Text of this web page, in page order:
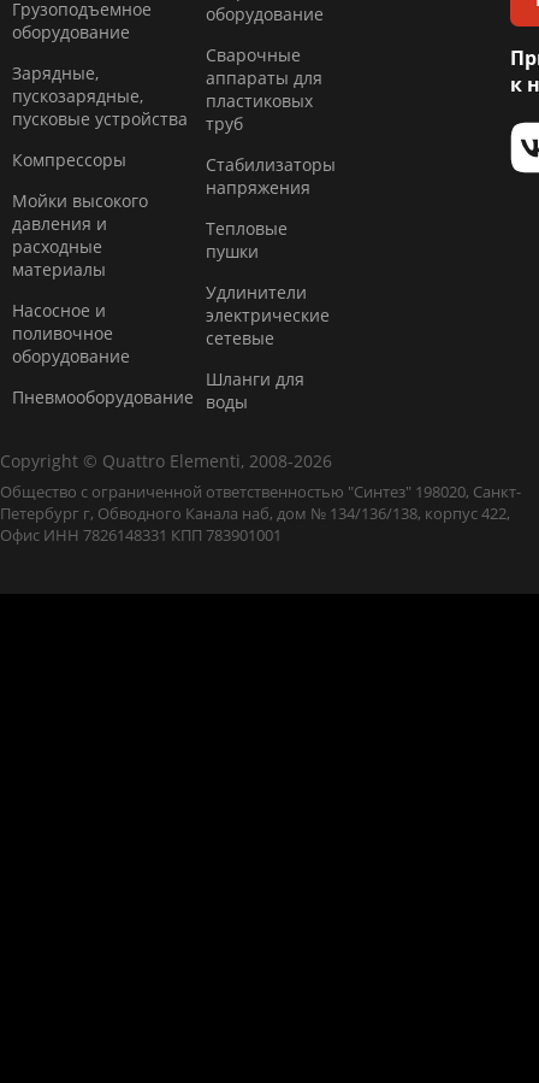
Грузоподъемное
оборудование
Зарядные,
пускозарядные,
пусковые устройства
Компресcоры
Мойки высокого
давления и
расходные
материалы
Насосное и
поливочное
оборудование
Пневмооборудование
оборудование
Сварочные
аппараты для
пластиковых
труб
Стабилизаторы
напряжения
Тепловые
пушки
Удлинители
электрические
сетевые
Шланги для
воды
к
Copyright © Quattro Elementi, 2008-2026
Общество с ограниченной ответственностью "Синтез" 198020, Санкт-
Петербург г, Обводного Канала наб, дом № 134/136/138, корпус 422,
Офис ИНН 7826148331 КПП 783901001